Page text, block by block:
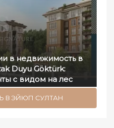
в недвижимость в
Duyu Göktürk:
с видом на лес
В ЭЙЮП СУЛТАН